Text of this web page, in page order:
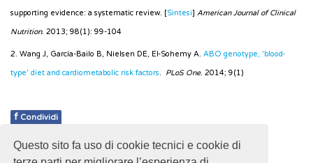
Questo sito fa uso di cookie tecnici e cookie di
supporting evidence: a systematic review. [Sintesi] American Journal of Clinical
Nutrition. 2013; 98(1): 99-104
2. Wang J, García-Bailo B, Nielsen DE, El-Sohemy A. ABO genotype, 'blood-
type' diet and cardiometabolic risk factors. PLoS One. 2014; 9(1)
f Condividi
Pubblicato: 04 Aprile 2019